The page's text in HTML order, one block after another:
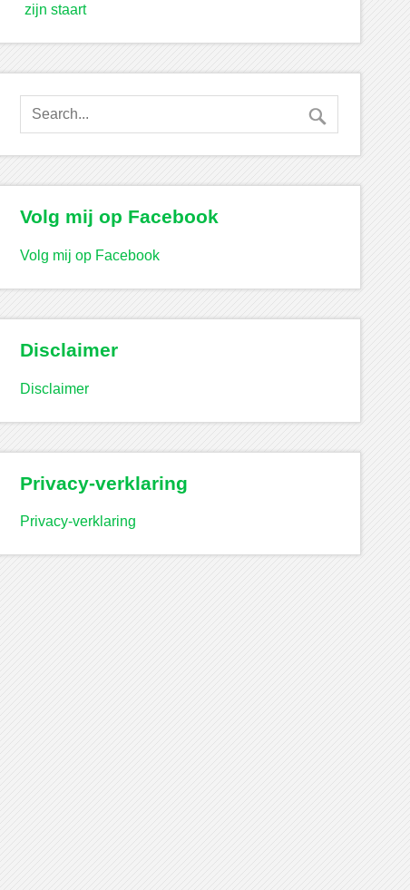
zijn staart
Volg mij op Facebook
Volg mij op Facebook
Disclaimer
Disclaimer
Privacy-verklaring
Privacy-verklaring